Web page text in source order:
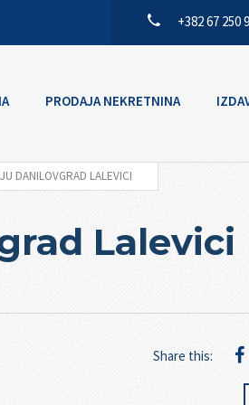
+382 67 250
PRODAJA NEKRETNINA
DANILOVGRAD LALEVICI
Lalevici
Share this: